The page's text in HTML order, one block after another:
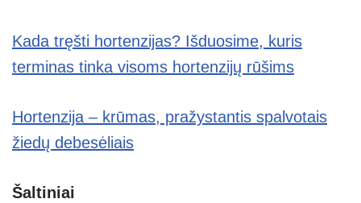
Kada tręšti hortenzijas? Išduosime, kuris
terminas tinka visoms hortenzijų rūšims
Hortenzija – krūmas, pražystantis spalvotais
žiedų debesėliais
Šaltiniai